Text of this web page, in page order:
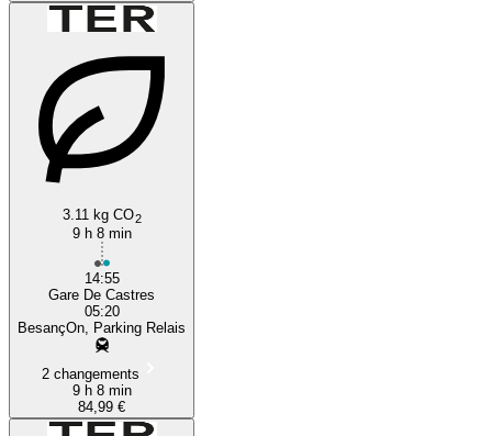
3.11 kg CO2
9 h 8 min
14:55
Gare De Castres
05:20
BesançOn, Parking Relais
2 changements
9 h 8 min
84,99 €